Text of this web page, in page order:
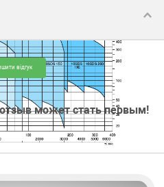
відгук
может стать первым!